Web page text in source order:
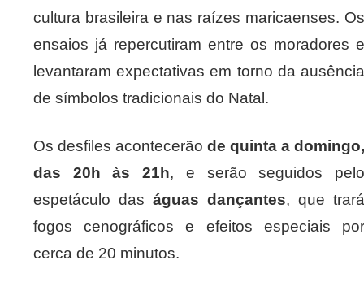
cultura brasileira e nas raízes maricaenses. Os
ensaios já repercutiram entre os moradores e
levantaram expectativas em torno da ausência
de símbolos tradicionais do Natal.
Os desfiles acontecerão de quinta a domingo,
das 20h às 21h, e serão seguidos
espetáculo das águas dançantes, que trará
fogos cenográficos e efeitos especiais por
cerca de 20 minutos.